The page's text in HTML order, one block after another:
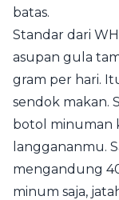
batas.
Standar dari
asupan gula
gram per hari.
sendok makan.
botol minuman
langgananmu.
mengandung
minum saja,